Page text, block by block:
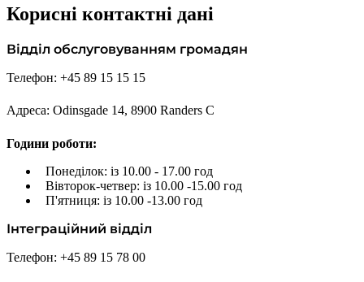
Корисні контактні дані
Відділ обслуговуванням громадян
Телефон: +45 89 15 15 15
Адреса: Odinsgade 14, 8900 Randers C
Години роботи:
Понеділок: із 10.00 - 17.00 год
Вівторок-четвер: із 10.00 -15.00 год
П'ятниця: із 10.00 -13.00 год
Інтеграційний відділ
Телефон: +45 89 15 78 00